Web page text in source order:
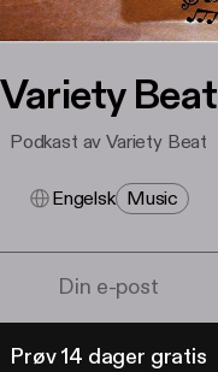
Variety Beat
Podkast av Variety Beat
Engelsk Music
Prøv 14 dager gratis